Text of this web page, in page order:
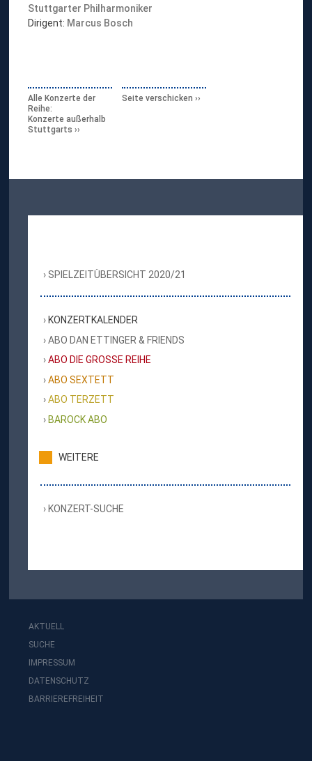
Stuttgarter Philharmoniker
Dirigent: Marcus Bosch
Alle Konzerte der
Reihe:
Konzerte außerhalb
Stuttgarts
Seite verschicken
SPIELZEITÜBERSICHT 2020/21
KONZERTKALENDER
ABO DAN ETTINGER & FRIENDS
ABO DIE GROSSE REIHE
ABO SEXTETT
ABO TERZETT
BAROCK ABO
WEITERE
KONZERT-SUCHE
AKTUELL
SUCHE
IMPRESSUM
DATENSCHUTZ
BARRIEREFREIHEIT